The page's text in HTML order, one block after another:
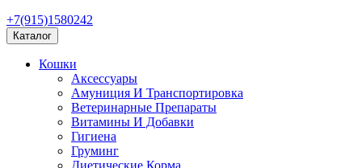
+7(915)1580242
Каталог
Кошки
Аксессуары
Амуниция И Транспортировка
Ветеринарные Препараты
Витамины И Добавки
Гигиена
Груминг
Диетические Корма